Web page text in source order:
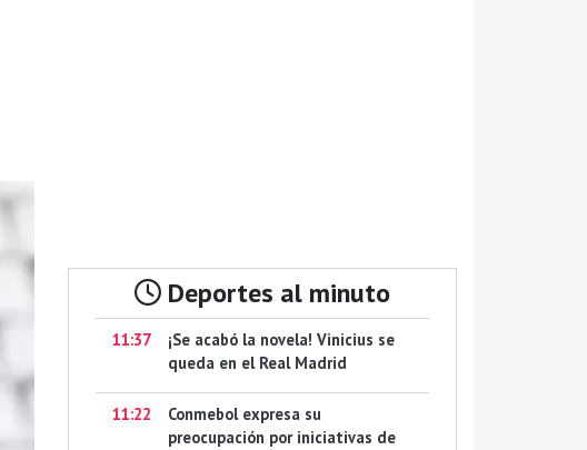
Deportes al minuto
11:37
¡Se acabó la novela! Vinicius se
queda en el Real Madrid
11:22
Conmebol expresa su
preocupación por iniciativas de